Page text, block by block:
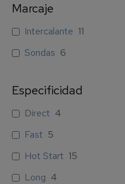
Marcaje
Intercalante 11
Sondas 6
Especificidad
Direct 4
Fast 5
Hot Start 15
Long 4